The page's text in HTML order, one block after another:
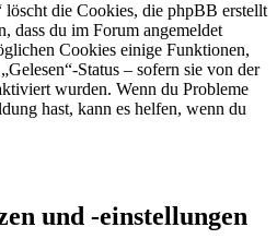
löscht die Cookies, die phpBB erstellt
dass du im Forum angemeldet
Cookies einige Funktionen,
Status – sofern sie von der
wurden. Wenn du Probleme
hast, kann es helfen, wenn du
und -einstellungen